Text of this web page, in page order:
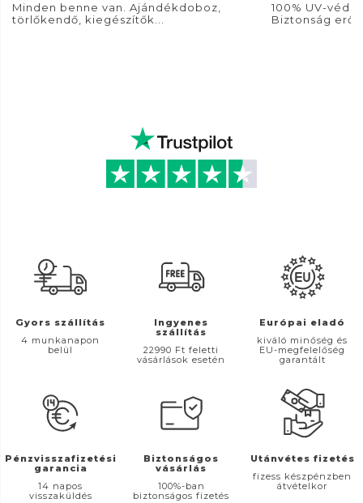
Minden benne van. Ajándékdoboz,
törlőkendő, kiegészítők...
100% UV-
Biztonság
Gyors szállítás
4 munkanapon
belül
Ingyenes
szállítás
22990 Ft feletti
vásárlások esetén
Európai eladó
kiváló minőség és
EU-megfelelőség
garantált
Pénzvisszafizetési
garancia
14 napos
visszaküldés
Biztonságos
vásárlás
100%-ban
biztonságos fizetés
Utánvétes fizetés
fizess készpénzben
átvételkor